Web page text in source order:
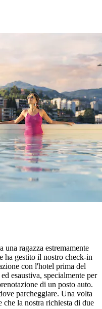
ragazza estremamente
ha gestito il nostro check-in
con l'hotel prima del
esaustiva, specialmente per
di un posto auto.
parcheggiare. Una volta
che la nostra richiesta di due